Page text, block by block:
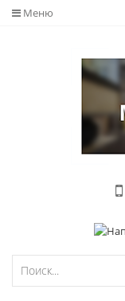
Меню